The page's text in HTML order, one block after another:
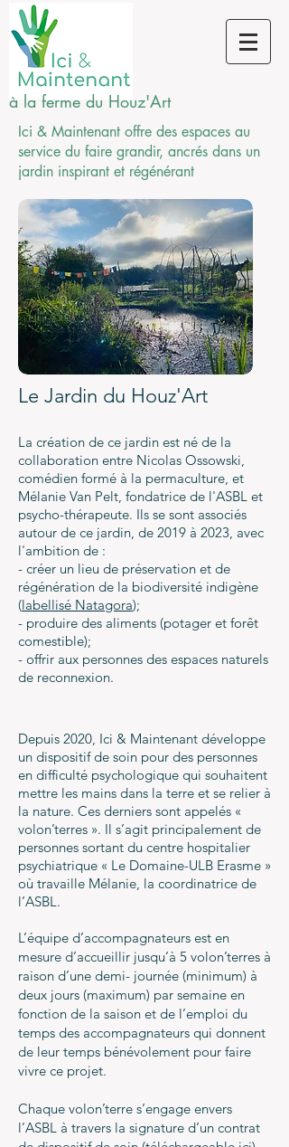
à la ferme du Houz'Art
Ici & Maintenant offre des espaces au
service du faire grandir, ancrés dans un
jardin inspirant et régénérant
Le Jardin du Houz'Art
La création de ce jardin est né de la
collaboration entre Nicolas Ossowski,
comédien formé à la permaculture, et
Mélanie Van Pelt, fondatrice de l'ASBL et
psycho-thérapeute. Ils se sont associés
autour de ce jardin, de 2019 à 2023, avec
l'ambition de :
- créer un lieu de préservation et de
régénération de la biodiversité indigène
(labellisé Natagora);
- produire des aliments (potager et forêt
comestible);
- offrir aux personnes des espaces naturels
de reconnexion.
Depuis 2020, Ici & Maintenant développe
un dispositif de soin pour des personnes
en difficulté psychologique qui souhaitent
mettre les mains dans la terre et se relier à
la nature. Ces derniers sont appelés «
volon’terres ». Il s’agit principalement de
personnes sortant du centre hospitalier
psychiatrique « Le Domaine-ULB Erasme »
où travaille Mélanie, la coordinatrice de
l’ASBL.
L’équipe d’accompagnateurs est en
mesure d’accueillir jusqu’à 5 volon’terres à
raison d’une demi- journée (minimum) à
deux jours (maximum) par semaine en
fonction de la saison et de l’emploi du
temps des accompagnateurs qui donnent
de leur temps bénévolement pour faire
vivre ce projet.
Chaque volon’terre s’engage envers
l’ASBL à travers la signature d’un contrat